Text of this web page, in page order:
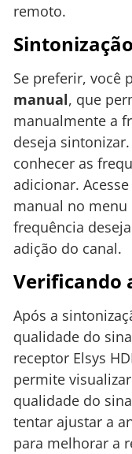
remoto.
Se preferir, você
manual, que
manualmente a
deseja
conhecer as
adicionar.
manual no menu
frequência
adição do canal.
Verificando
Após a
qualidade do
receptor Elsys
permite
qualidade do
tentar ajustar a
para melhorar a